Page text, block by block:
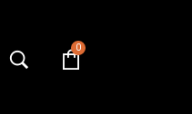
0
Accueil»العناية بالوجه